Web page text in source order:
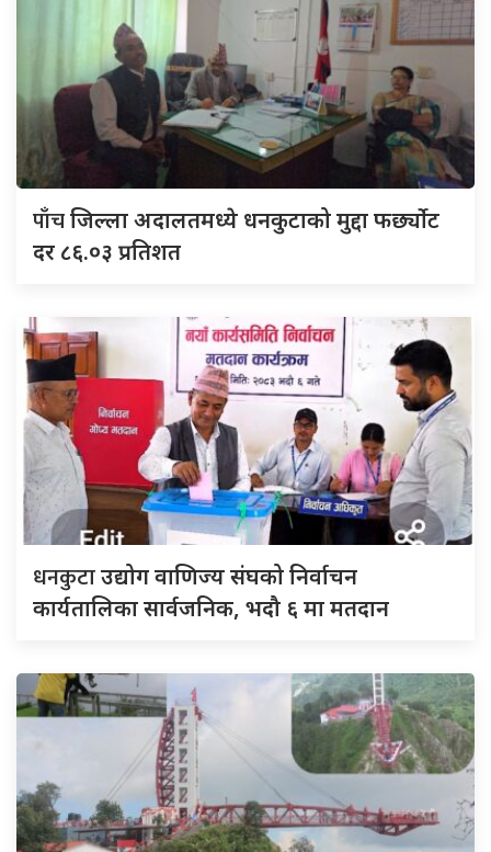
पाँचजिल्ला अदालतमध्ये धनकुटाको मुद्दा फर्छ्योट
दर ८६.०३ प्रतिशत
धनकुटाउद्योग वाणिज्य संघको निर्वाचन
कार्यतालिका सार्वजनिक, भदौ ६ मा मतदान